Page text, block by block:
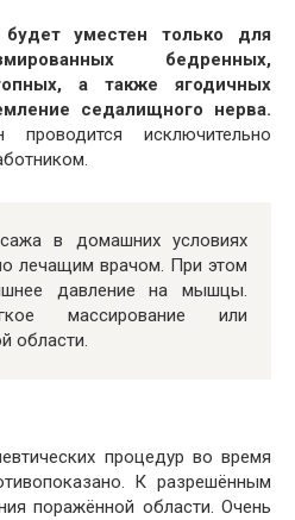
уместен только для
бедренных,
а также ягодичных
седалищного нерва.
исключительно
в домашних условиях
лечащим врачом. При этом
давление на мышцы.
массирование или
области.
процедур во время
К разрешённым
поражённой области. Очень